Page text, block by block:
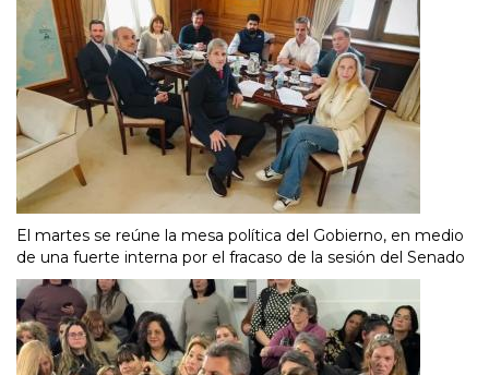
El martes se reúne la mesa política del Gobierno, en medio
de una fuerte interna por el fracaso de la sesión del Senado